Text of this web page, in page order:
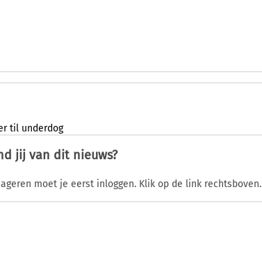
til underdog
jij van dit nieuws?
moet je eerst inloggen. Klik op de link rechtsboven.